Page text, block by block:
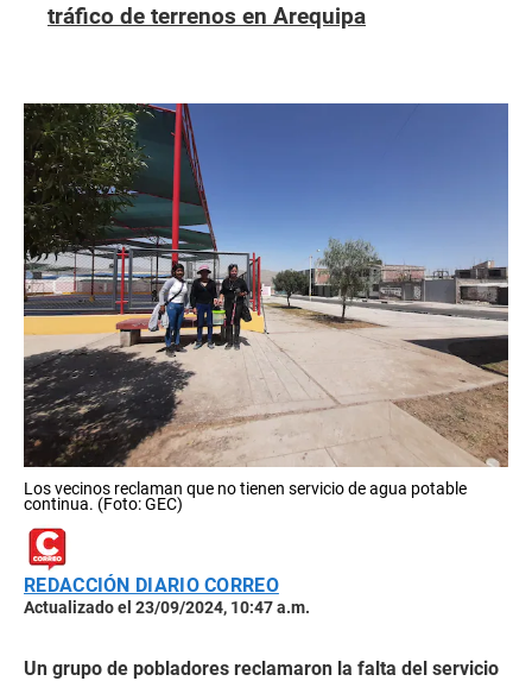
tráfico de terrenos en Arequipa
Los vecinos reclaman que no tienen servicio de agua potable
continua. (Foto: GEC)
REDACCIÓN DIARIO CORREO
Actualizado el 23/09/2024, 10:47 a.m.
Un grupo de pobladores reclamaron la falta del servicio